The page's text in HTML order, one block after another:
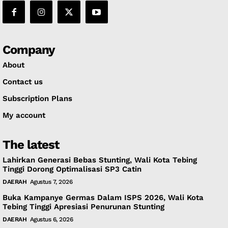
Company
About
Contact us
Subscription Plans
My account
The latest
Lahirkan Generasi Bebas Stunting, Wali Kota Tebing
Tinggi Dorong Optimalisasi SP3 Catin
DAERAH Agustus 7, 2026
Buka Kampanye Germas Dalam ISPS 2026, Wali Kota
Tebing Tinggi Apresiasi Penurunan Stunting
DAERAH Agustus 6, 2026